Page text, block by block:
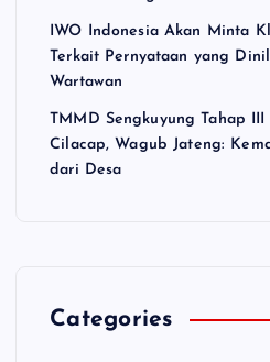
IWO Indonesia Akan Minta
Terkait Pernyataan yang
Wartawan
TMMD Sengkuyung Tahap
Cilacap, Wagub Jateng:
dari Desa
Categories